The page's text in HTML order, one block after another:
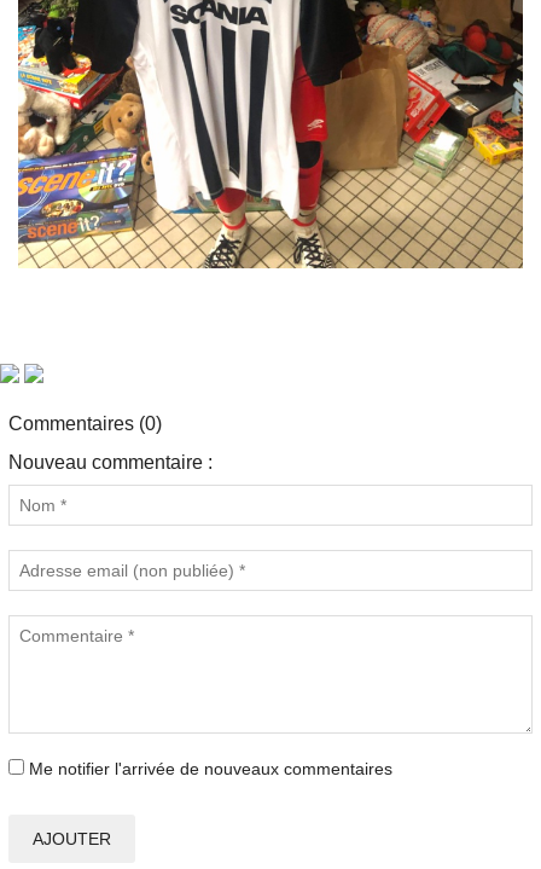
Commentaires (0)
Nouveau commentaire :
Me notifier l'arrivée de nouveaux commentaires
AJOUTER